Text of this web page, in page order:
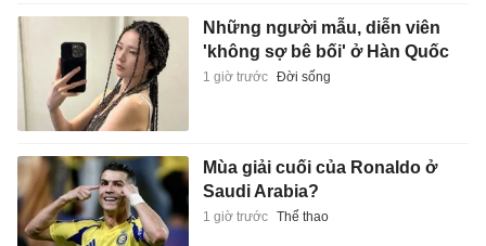
Những người mẫu, diễn viên
'không sợ bê bối' ở Hàn Quốc
1 giờ trước Đời sống
Mùa giải cuối của Ronaldo ở
Saudi Arabia?
1 giờ trước Thể thao